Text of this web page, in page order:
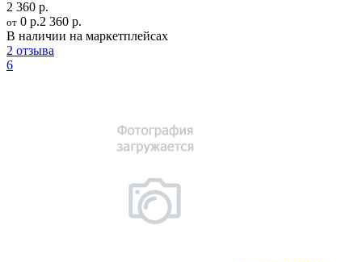
2 360 р.
от 0 р.2 360 р.
В наличии на маркетплейсах
2 отзыва
6